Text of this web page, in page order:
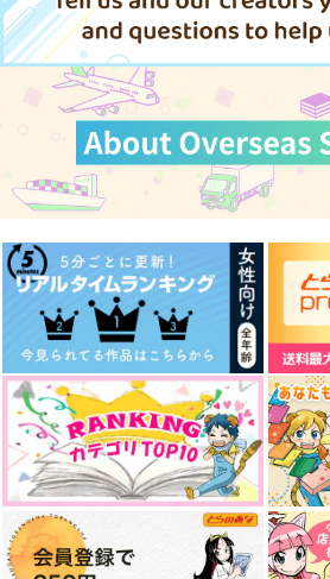
サンプル
作品詳細
サンプル
作品詳細
LOVE&CURE
candy-holic
770円（税込）
及川徹×影山飛雄
サンプル
作品詳細
正しくは次の道
Ｂ型装備
1,254円（税込）
及川徹×影山飛雄
サンプル
作品詳細